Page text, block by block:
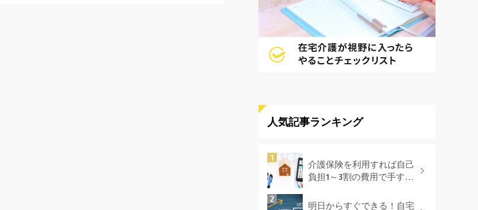
人気記事ランキング
介護保険を利用すれば自己
負担1～3割の費用で手すり
明日からすぐできる！自宅